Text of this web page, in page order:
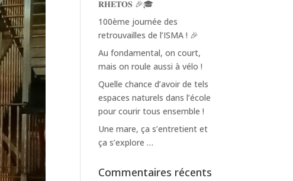
𝐑𝐇𝐄𝐓𝐎𝐒 🎉🎓
100ème journée des
retrouvailles de l’ISMA ! 🎉
Au fondamental, on court,
mais on roule aussi à vélo !
Quelle chance d’avoir de tels
espaces naturels dans l’école
pour courir tous ensemble !
Une mare, ça s’entretient et
ça s’explore …
Commentaires récents